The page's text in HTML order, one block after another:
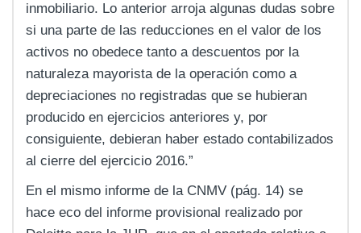
inmobiliario. Lo anterior arroja algunas dudas sobre
si una parte de las reducciones en el valor de los
activos no obedece tanto a descuentos por la
naturaleza mayorista de la operación como a
depreciaciones no registradas que se hubieran
producido en ejercicios anteriores y, por
consiguiente, debieran haber estado contabilizados
al cierre del ejercicio 2016.”
En el mismo informe de la CNMV (pág. 14) se
hace eco del informe provisional realizado por